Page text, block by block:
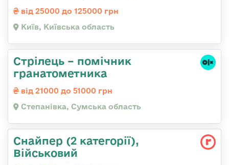
від 25000 до 125000 грн
Київ, Київська область
Стрілець – помічник
гранатометника
від 21000 до 51000 грн
Степанівка, Сумська область
Снайпер (2 категорії),
Військовий